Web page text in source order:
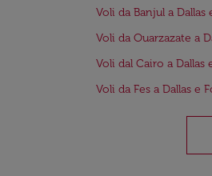
Voli da Banjul a Dallas
Voli da Ouarzazate a
Voli dal Cairo a Dallas
Voli da Fes a Dallas e